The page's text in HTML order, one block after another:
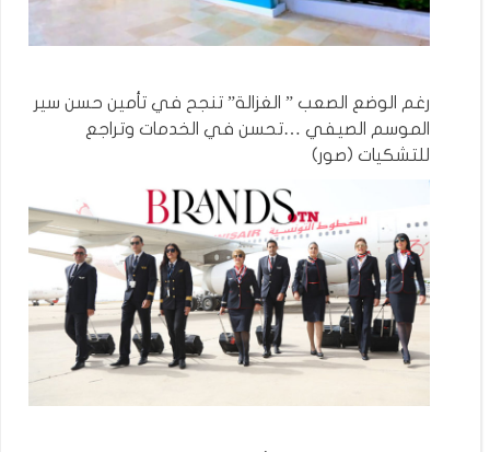
رغم الوضع الصعب ” الغزالة” تنجح في تأمين حسن سير
الموسم الصيفي …تحسن في الخدمات وتراجع
للتشكيات (صور)